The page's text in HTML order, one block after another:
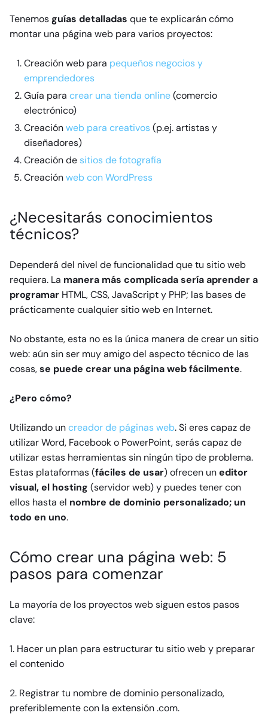
Tenemosguías detalladas que te explicarán cómo
montar una página web para varios proyectos:
Creación web para pequeños negocios y
emprendedores
Guía para crear una tienda online(comercio
electrónico)
Creaciónweb para creativos(p.ej. artistas y
diseñadores)
Creación de sitios de fotografía
Creaciónweb con WordPress
¿Necesitarás conocimientos
técnicos?
Dependerá del nivel de funcionalidad que tu sitio web
requiera. La manera más complicada sería aprender a
programar HTML, CSS, JavaScript y PHP; las bases de
prácticamente cualquier sitio web en Internet.
No obstante, esta no es la única manera de crear un sitio
web: aún sin ser muy amigo del aspecto técnico de las
cosas,se puede crear una página web fácilmente.
¿Pero cómo?
Utilizando uncreador de páginas web. Si eres capaz de
utilizar Word, Facebook o PowerPoint, serás capaz de
utilizar estas herramientas sin ningún tipo de problema.
Estas plataformas (fáciles de usar) ofrecen uneditor
visual, el hosting (servidor web) y puedes tener con
ellos hasta el nombre de dominio personalizado; un
todo en uno.
Cómo crear una página web: 5
pasos para comenzar
La mayoría de los proyectos web siguen estos pasos
clave:
1. Hacer un plan para estructurar tu sitio web y preparar
el contenido
2. Registrar tu nombre de dominio personalizado,
preferiblemente con la extensión .com.